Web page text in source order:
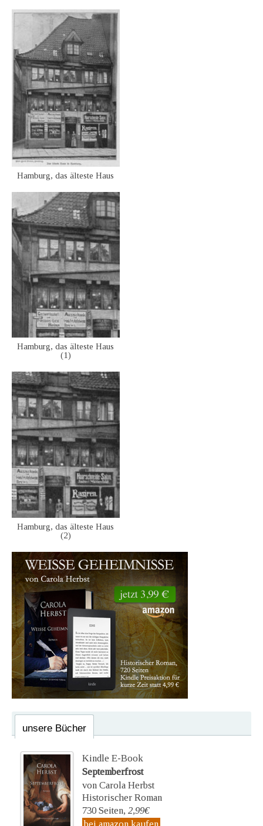
Hamburg, das älteste Haus
Hamburg, das älteste Haus
(1)
Hamburg, das älteste Haus
(2)
unsere Bücher
Kindle E-Book
Septemberfrost
von Carola Herbst
Historischer Roman
730 Seiten, 2,99€
bei amazon kaufen